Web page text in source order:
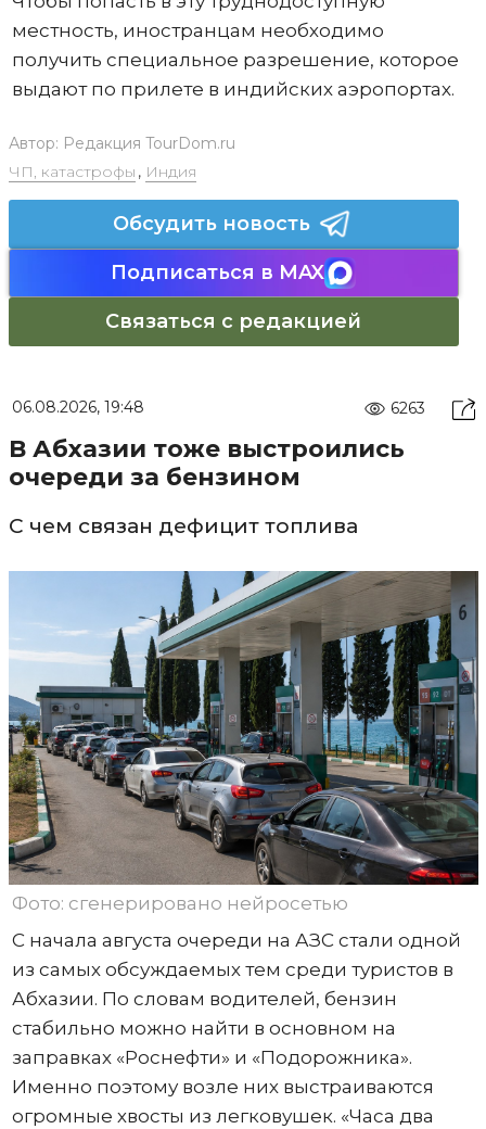
местность, иностранцам необходимо
получить специальное разрешение, которое
выдают по прилете в индийских аэропортах.
Автор: Редакция TourDom.ru
ЧП, катастрофы , Индия
Обсудить новость
Подписаться в MAX
Связаться с редакцией
06.08.2026, 19:48 6263
В Абхазии тоже выстроились
очереди за бензином
С чем связан дефицит топлива
Фото: сгенерировано нейросетью
С начала августа очереди на АЗС стали одной
из самых обсуждаемых тем среди туристов в
Абхазии. По словам водителей, бензин
стабильно можно найти в основном на
заправках «Роснефти» и «Подорожника».
Именно поэтому возле них выстраиваются
огромные хвосты из легковушек. «Часа два